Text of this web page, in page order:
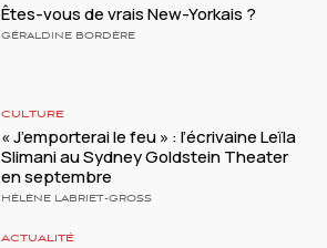
Êtes-vous de vrais New-Yorkais ?
GÉRALDINE BORDÈRE
CULTURE
« J’emporterai le feu » : l’écrivaine Leïla
Slimani au Sydney Goldstein Theater
en septembre
HÉLÈNE LABRIET-GROSS
ACTUALITÉ